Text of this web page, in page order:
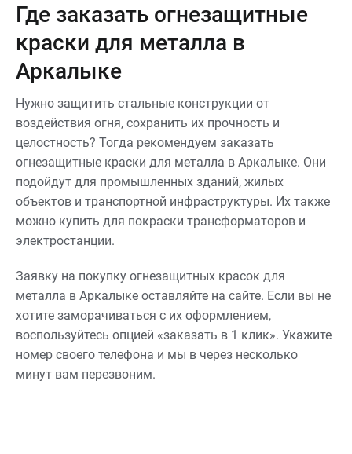
Где заказать огнезащитные
краски для металла в
Аркалыке
Нужно защитить стальные конструкции от
воздействия огня, сохранить их прочность и
целостность? Тогда рекомендуем заказать
огнезащитные краски для металла в Аркалыке. Они
подойдут для промышленных зданий, жилых
объектов и транспортной инфраструктуры. Их также
можно купить для покраски трансформаторов и
электростанции.
Заявку на покупку огнезащитных красок для
металла в Аркалыке оставляйте на сайте. Если вы не
хотите заморачиваться с их оформлением,
воспользуйтесь опцией «заказать в 1 клик». Укажите
номер своего телефона и мы в через несколько
минут вам перезвоним.